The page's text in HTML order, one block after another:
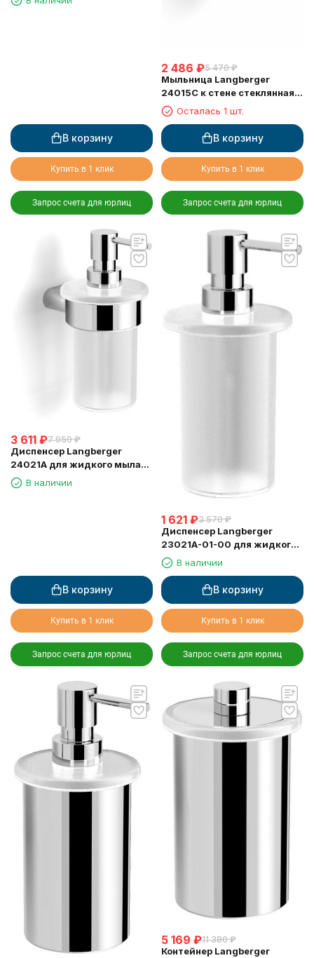
В корзину
Купить в 1 клик
Запрос счета для юрлиц
2 486 ₽5 470 ₽
Мыльница Langberger
24015C к стене стеклянная
круглаяОсталась 1 шт.
В корзину
Купить в 1 клик
Запрос счета для юрлиц
3 611 ₽7 950 ₽
Диспенсер Langberger
24021A для жидкого мыла
стеклянный к стене круглый
В наличии
В корзину
Купить в 1 клик
Запрос счета для юрлиц
1 621 ₽3 570 ₽
Диспенсер Langberger
23021A-01-00 для жидкого
мыла стеклянный круглый
В наличии
В корзину
Купить в 1 клик
Запрос счета для юрлиц
5 169 ₽11 380 ₽
Контейнер Langberger